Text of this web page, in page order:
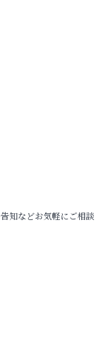
知などお気軽にご相